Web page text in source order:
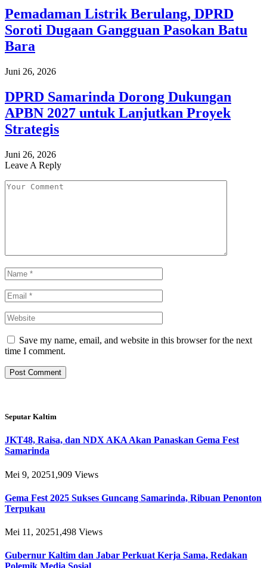
Pemadaman Listrik Berulang, DPRD
Soroti Dugaan Gangguan Pasokan Batu
Bara
Juni 26, 2026
DPRD Samarinda Dorong Dukungan
APBN 2027 untuk Lanjutkan Proyek
Strategis
Juni 26, 2026
Leave A Reply
Save my name, email, and website in this browser for the next
time I comment.
Seputar Kaltim
JKT48, Raisa, dan NDX AKA Akan Panaskan Gema Fest
Samarinda
Mei 9, 20251,909 Views
Gema Fest 2025 Sukses Guncang Samarinda, Ribuan Penonton
Terpukau
Mei 11, 20251,498 Views
Gubernur Kaltim dan Jabar Perkuat Kerja Sama, Redakan